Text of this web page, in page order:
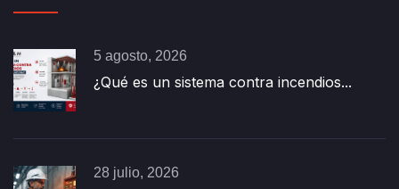
5 agosto, 2026
¿Qué es un sistema contra incendios...
28 julio, 2026